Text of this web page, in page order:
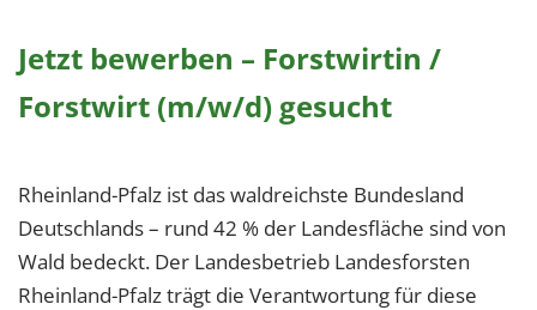
Jetzt bewerben – Forstwirtin /
Forstwirt (m/w/d) gesucht
Rheinland-Pfalz ist das waldreichste Bundesland
Deutschlands – rund 42 % der Landesfläche sind von
Wald bedeckt. Der Landesbetrieb Landesforsten
Rheinland-Pfalz trägt die Verantwortung für diese